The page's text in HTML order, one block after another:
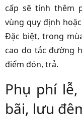
cấp sẽ tính thêm
vùng quy định
Đặc biệt, trong
cao do tắc đường
điểm đón, trả.
Phụ phí
bãi, lưu